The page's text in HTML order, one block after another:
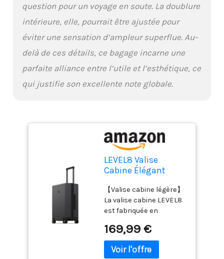
de ranger vos affaires de
Compartiment
entièrement doublé
pour une organisation
optimisée.
【Dimensions totales】
54 x 37 x 23 cm (roues et
pour des escapades de 1
à 4 jours ou un court
voyage d'affaires !
question pour un voyage en soute. La doublure
intérieure, elle, pourrait être ajustée pour
éviter une sensation d’ampleur superflue. Au-
delà de ces détails, ce bagage incarne une
parfaite alliance entre l’utile et l’esthétique, ce
qui justifie son excellente note globale.
LEVEL8 Valise
Cabine Élégant
Structuré Design
Bagages Cabine
Trolley Rigide Valise
de Voyage avec 4
roulettes Doubles
Pivotantes et
Serrure TSA,
【Valise cabine légère】
La valise cabine LEVEL8
est fabriquée en
BAYER (Allemagne) à 3
couches. Très résistante
et robuste, elle offre
169,99 €